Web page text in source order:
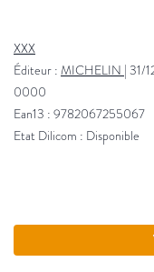
XXX
Éditeur : MICHELIN | 31/
0000
Ean13 : 9782067255067
Etat Dilicom : Disponible